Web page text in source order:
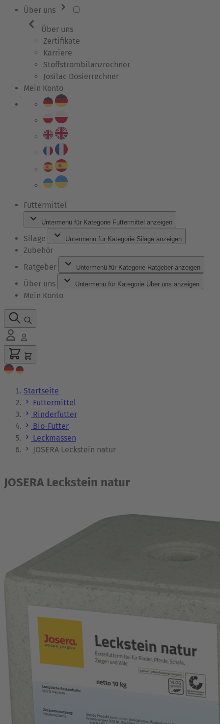
Über uns
Über uns
Zertifikate
Karriere
Stoffstrombilanzrechner
Josilac Dosierrechner
Mein Konto
Futtermittel
Untermenü für Kategorie Futtermittel anzeigen
Silage Untermenü für Kategorie Silage anzeigen
Zubehör
Ratgeber
Untermenü für Kategorie Ratgeber anzeigen
Über uns Untermenü für Kategorie Über uns anzeigen
Mein Konto
Startseite
Futtermittel
Rinderfutter
Bio-Futter
Leckmassen
JOSERA Leckstein natur
JOSERA Leckstein natur